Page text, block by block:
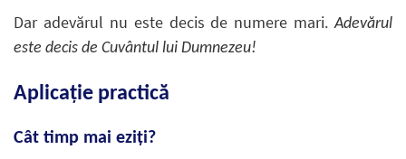
Dar adevărul nu este decis de numere mari.Adevărul
este decis de Cuvântul lui Dumnezeu!
Aplicație practică
Cât timp mai eziți?